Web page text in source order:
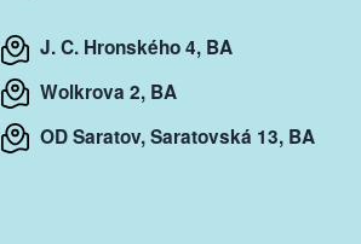
J. C. Hronského 4, BA
Wolkrova 2, BA
OD Saratov, Saratovská 13, BA